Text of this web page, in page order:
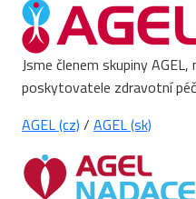
Jsme členem skupiny
poskytovatele zdravotní
AGEL (cz) / AGEL (sk)